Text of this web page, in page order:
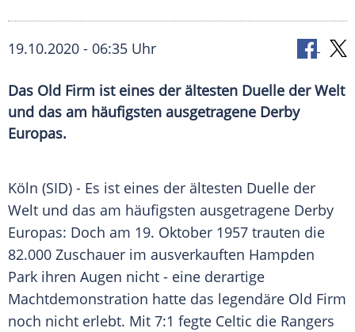
19.10.2020 - 06:35 Uhr
Das Old Firm ist eines der ältesten Duelle der Welt
und das am häufigsten ausgetragene Derby
Europas.
Köln (SID) - Es ist eines der ältesten Duelle der
Welt und das am häufigsten ausgetragene Derby
Europas: Doch am 19. Oktober 1957 trauten die
82.000 Zuschauer im ausverkauften Hampden
Park ihren Augen nicht - eine derartige
Machtdemonstration hatte das legendäre Old Firm
noch nicht erlebt. Mit 7:1 fegte Celtic die Rangers